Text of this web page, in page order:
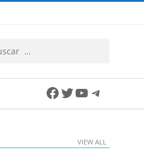
Facebook
Twitter
YouTube
VIEW ALL